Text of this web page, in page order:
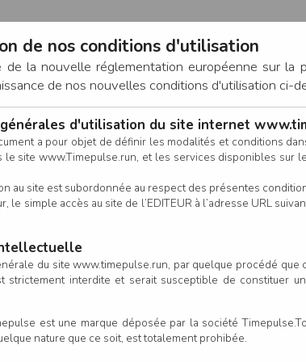
NOS SERVICES CALENDRIER
des inscrits -
Prénom
de nos conditions d'utilisation
de la nouvelle réglementation européenne sur
de nos nouvelles conditions d'utilisation ci-
d'utilisation du site internet
a pour objet de définir les modalités et conditions
le site www.Timepulse.run, et les services disponibles sur
au site est subordonnée au respect des présentes
le simple accès au site de l’EDITEUR à l’adresse URL
du site www.timepulse.run, par quelque procédé
strictement interdite et serait susceptible de constituer
est une marque déposée par la société
nature que ce soit, est totalement prohibée.